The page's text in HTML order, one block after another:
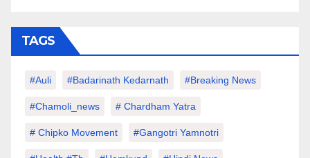
TAGS
#auli #Badarinath Kedarnath #Breaking News
#chamoli_news # Chardham Yatra
# Chipko Movement #Gangotri Yamnotri